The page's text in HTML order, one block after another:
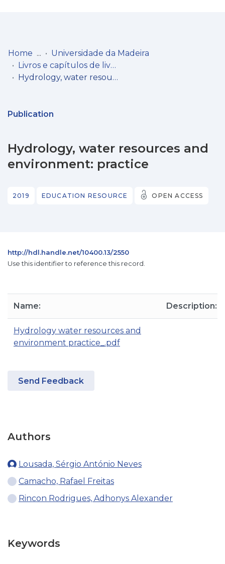
Communities
Statistics
Home
Universidade da Madeira
Livros e capítulos de livros
Hydrology, water resources and environment: practice
Publication
Hydrology, water resources and
environment: practice
2019 EDUCATION RESOURCE OPEN ACCESS
http://hdl.handle.net/10400.13/2550
Use this identifier to reference this record.
Name: Description:
Hydrology water resources and
environment practice_.pdf
Send Feedback
Authors
Lousada, Sérgio António Neves
Camacho, Rafael Freitas
Rincon Rodrigues, Adhonys Alexander
Keywords